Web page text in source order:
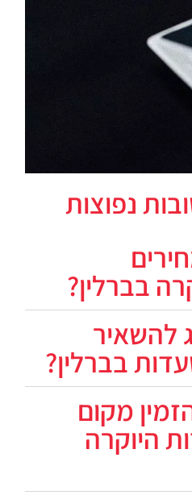
נפוצות
בברלין?
להשאיר
בברלין?
מקום
היוקרה